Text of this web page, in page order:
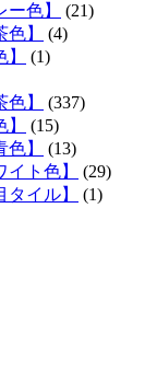
色】
(21)
】
(4)
(1)
】
(337)
(15)
】
(13)
ト色】
(29)
イル】
(1)